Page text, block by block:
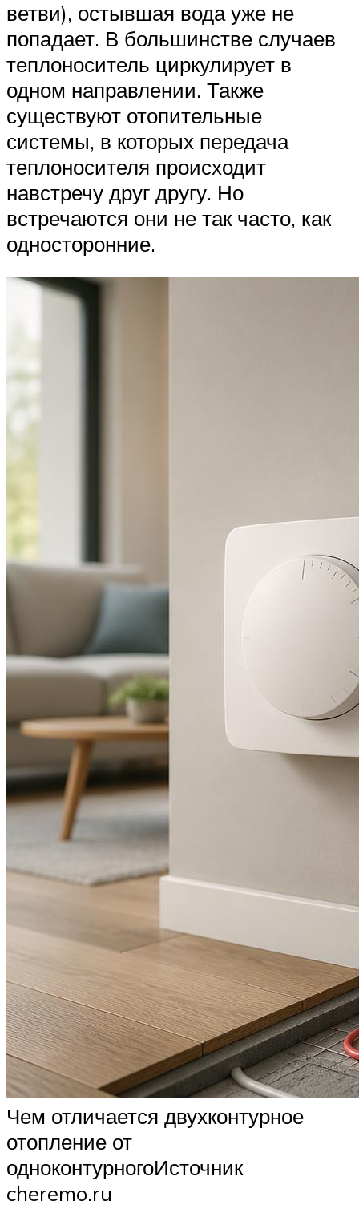
ветви), остывшая вода уже не
попадает. В большинстве случаев
теплоноситель циркулирует в
одном направлении. Также
существуют отопительные
системы, в которых передача
теплоносителя происходит
навстречу друг другу. Но
встречаются они не так часто, как
односторонние.
Чем отличается двухконтурное
отопление от
одноконтурногоИсточник
cheremo.ru